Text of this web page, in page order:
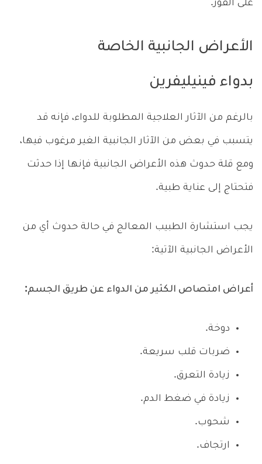
على الفور.
الأعراض الجانبية الخاصة
بدواء فينيليفرين
بالرغم من الآثار العلاجية المطلوبة للدواء، فإنه قد
يتسبب في بعض من الآثار الجانبية الغير مرغوب فيها،
ومع قلة حدوث هذه الأعراض الجانبية فإنها إذا حدثت
فتحتاج إلى عناية طبية.
يجب استشارة الطبيب المعالج في حالة حدوث أي من
الأعراض الجانبية الآتية:
أعراض امتصاص الكثير من الدواء عن طريق الجسم:
دوخة.
ضربات قلب سريعة.
زيادة التعرق.
زيادة في ضغط الدم.
شحوب.
ارتجاف.